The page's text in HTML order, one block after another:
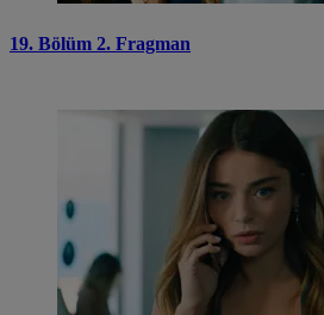
19. Bölüm 2. Fragman